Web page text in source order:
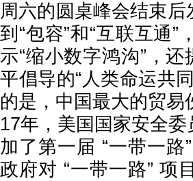
周六的圆桌峰会结束
到“包容”和“互联互通
示“缩小数字鸿沟”，
平倡导的“人类命运共
的是，中国最大的贸
17年，美国国家安全
加了第一届 “一带一
政府对 “一带一路” 项